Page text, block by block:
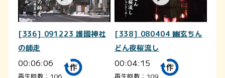
[336] 091223 護國神社
の師走
00:06:06
再生回数：106
[338] 080404 幽玄ちん
どん夜桜流し
00:04:15
再生回数：109